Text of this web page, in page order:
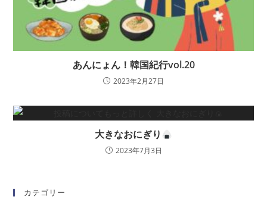
あんにょん！韓国紀行vol.20
2023年2月27日
大きなおにぎり
2023年7月3日
カテゴリー